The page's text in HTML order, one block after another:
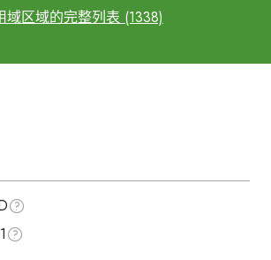
域区域的完整列表 (1338)
1